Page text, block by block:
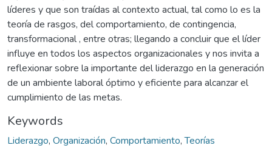
líderes y que son traídas al contexto actual, tal como lo es la
teoría de rasgos, del comportamiento, de contingencia,
transformacional , entre otras; llegando a concluir que el líder
influye en todos los aspectos organizacionales y nos invita a
reflexionar sobre la importante del liderazgo en la generación
de un ambiente laboral óptimo y eficiente para alcanzar el
cumplimiento de las metas.
Keywords
Liderazgo, Organización, Comportamiento,Teorías